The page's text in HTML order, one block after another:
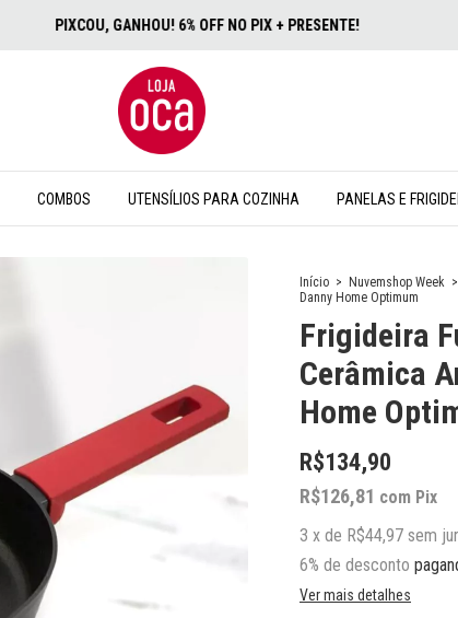
PIXCOU, GANHOU! 6% OFF NO PIX + PRESENTE!
COMBOS UTENSÍLIOS PARA COZINHA PANELAS E
Início > Nuvemshop Week >
Danny Home Optimum
Frigideira
Cerâmica
Home
R$134,90
R$126,81 com Pix
3 x de R$44,97 sem
6% de desconto
Ver mais detalhes